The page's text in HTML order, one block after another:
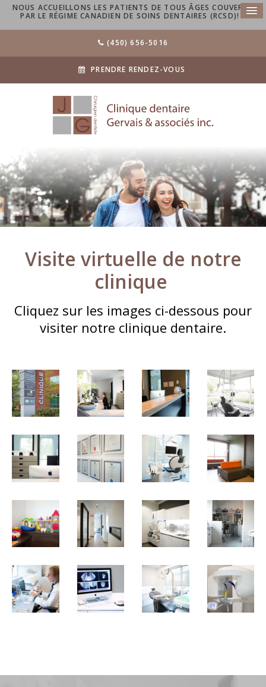
NOUS ACCUEILLONS LES PATIENTS DE TOUS ÂGES COUVERTS
PAR LE RÉGIME CANADIEN DE SOINS DENTAIRES (RCSD)!
(450) 656-5016
PRENDRE RENDEZ-VOUS
Visite virtuelle de notre
clinique
Cliquez sur les images ci-dessous pour
visiter notre clinique dentaire.